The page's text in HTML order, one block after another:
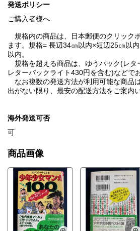
発送ポリシー
ご購入者様へ
規格内の商品は、日本郵便のクリック
ます。規格= 長辺34㎝以内×短辺25㎝
以内。
規格を超える商品は、ゆうパック(レタ
レターパックライト430円を含む)などで
なお複数の発送方法が利用可能な商品
出がない限り、最安の配送方法をご案内
海外発送可否
可
商品画像